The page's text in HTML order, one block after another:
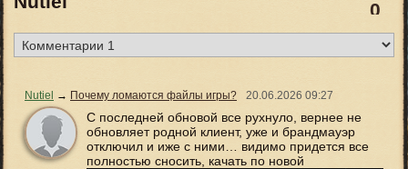
0
Nutiel → Почему ломаются файлы игры? 20.06.2026 09:27
С последней обновой все рухнуло, вернее не
обновляет родной клиент, уже и брандмауэр
отключил и иже с ними… видимо придется все
полностью сносить, качать по новой